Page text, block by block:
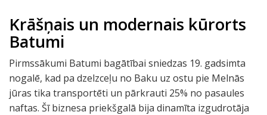
Krāšņais un modernais kūrorts
Batumi
Pirmssākumi Batumi bagātībai sniedzas 19. gadsimta
nogalē, kad pa dzelzceļu no Baku uz ostu pie Melnās
jūras tika transportēti un pārkrauti 25% no pasaules
naftas. Šī biznesa priekšgalā bija dinamīta izgudrotāja